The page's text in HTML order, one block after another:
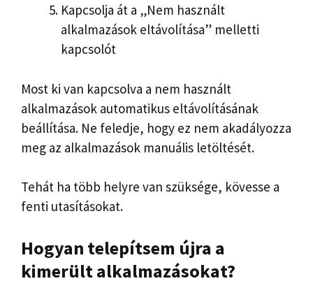
Kapcsolja át a „Nem használt
alkalmazások eltávolítása” melletti
kapcsolót
Most ki van kapcsolva a nem használt
alkalmazások automatikus eltávolításának
beállítása. Ne feledje, hogy ez nem akadályozza
meg az alkalmazások manuális letöltését.
Tehát ha több helyre van szüksége, kövesse a
fenti utasításokat.
Hogyan telepítsem újra a
kimerült alkalmazásokat?